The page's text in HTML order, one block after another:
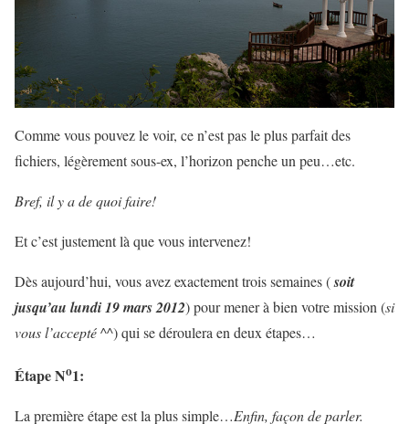
Comme vous pouvez le voir, ce n’est pas le plus parfait des
fichiers, légèrement sous-ex, l’horizon penche un peu…etc.
Bref, il y a de quoi faire!
Et c’est justement là que vous intervenez!
Dès aujourd’hui, vous avez exactement trois semaines (soit
jusqu’au lundi 19 mars 2012) pour mener à bien votre mission (si
vous l’accepté ^^) qui se déroulera en deux étapes…
Étape No1:
La première étape est la plus simple…Enfin, façon de parler.